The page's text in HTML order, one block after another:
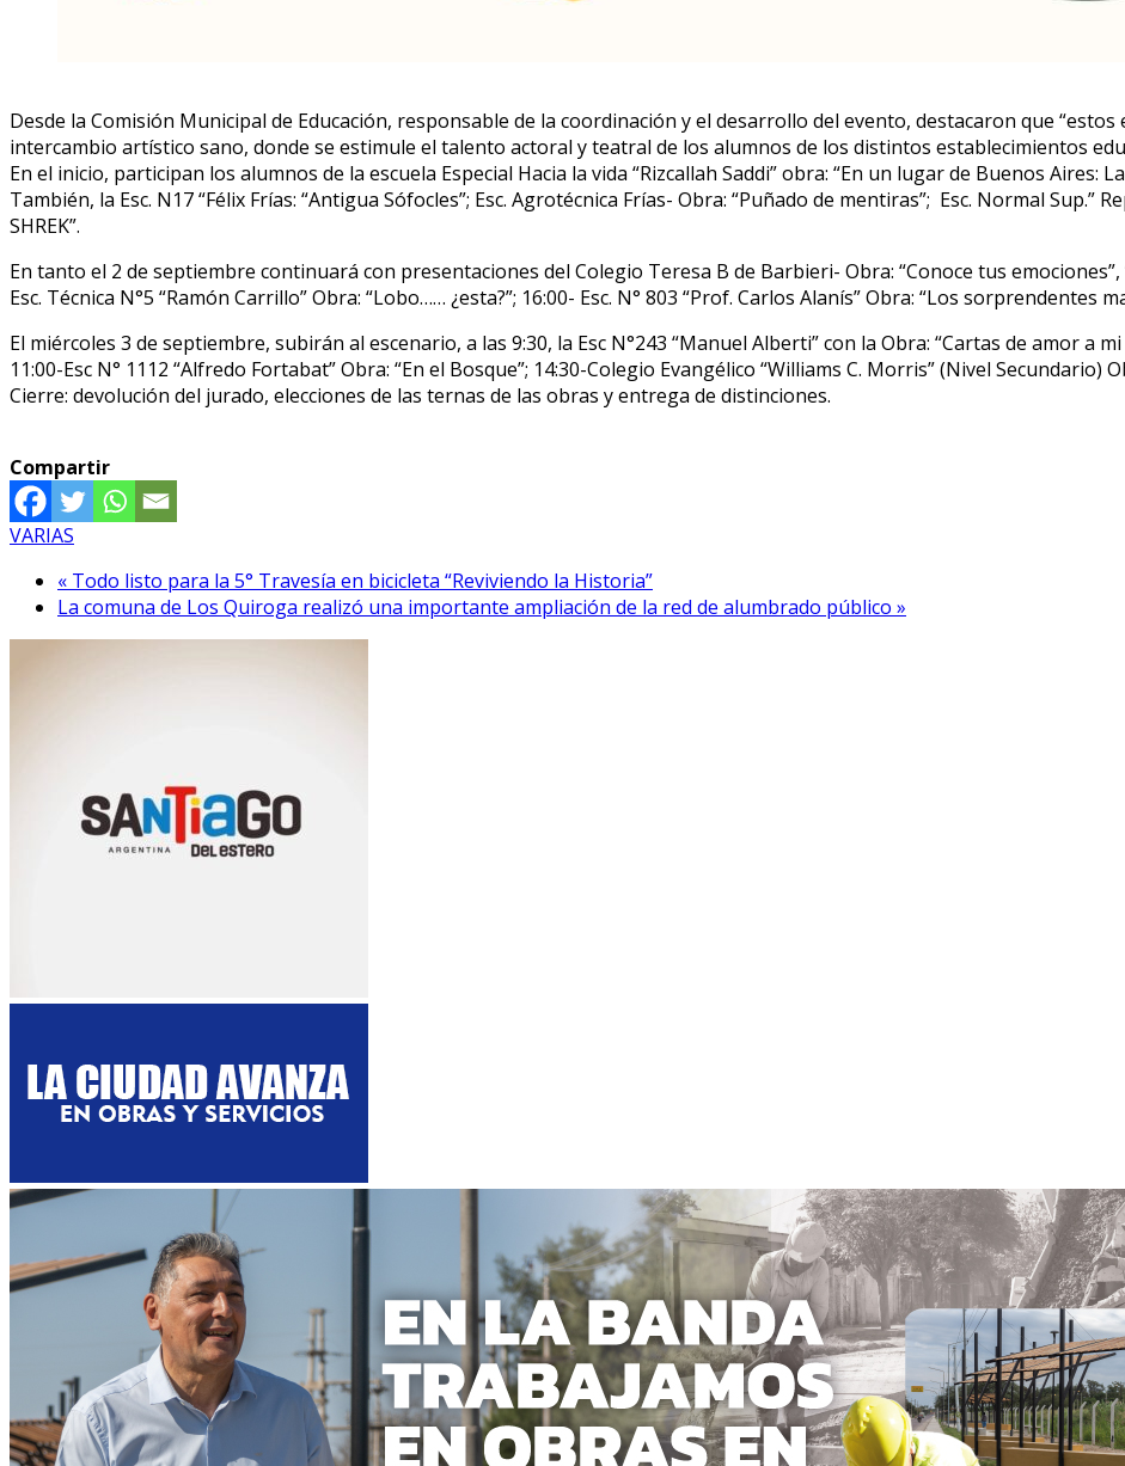
Desde la Comisión Municipal de Educación, responsable de la coordinación y el desarrollo del evento, destacaron que
intercambio artístico sano, donde se estimule el talento actoral y teatral de los alumnos de los distintos establecimientos
En el inicio, participan los alumnos de la escuela Especial Hacia la vida “Rizcallah Saddi” obra: “En un lugar de Buenos Aires:
También, la Esc. N17 “Félix Frías: “Antigua Sófocles”; Esc. Agrotécnica Frías- Obra: “Puñado de mentiras”; Esc. Normal Sup.”
SHREK”.
En tanto el 2 de septiembre continuará con presentaciones del Colegio Teresa B de Barbieri- Obra: “Conoce tus emociones”,
Esc. Técnica N°5 “Ramón Carrillo” Obra: “Lobo…… ¿esta?”; 16:00- Esc. N° 803 “Prof. Carlos Alanís” Obra: “Los sorprendentes
El miércoles 3 de septiembre, subirán al escenario, a las 9:30, la Esc N°243 “Manuel Alberti” con la Obra: “Cartas de amor a
11:00-Esc N° 1112 “Alfredo Fortabat” Obra: “En el Bosque”; 14:30-Colegio Evangélico “Williams C. Morris” (Nivel Secundario)
Cierre: devolución del jurado, elecciones de las ternas de las obras y entrega de distinciones.
Compartir
VARIAS
« Todo listo para la 5° Travesía en bicicleta “Reviviendo la Historia”
La comuna de Los Quiroga realizó una importante ampliación de la red de alumbrado público »